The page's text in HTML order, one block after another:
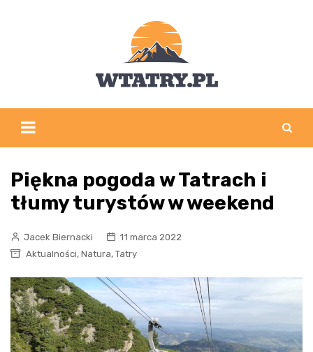
Piękna pogoda w Tatrach i
tłumy turystów w weekend
Jacek Biernacki
11 marca 2022
Aktualności, Natura, Tatry